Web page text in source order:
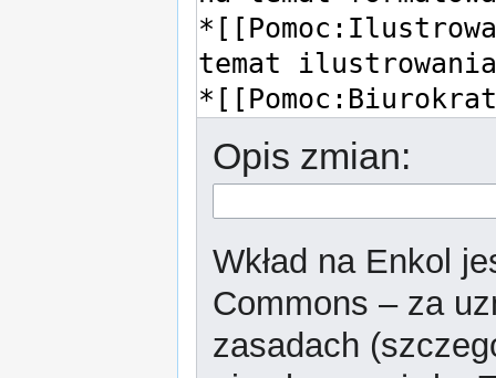
Opis zmian:
Wkład na Enkol
Commons – za
zasadach